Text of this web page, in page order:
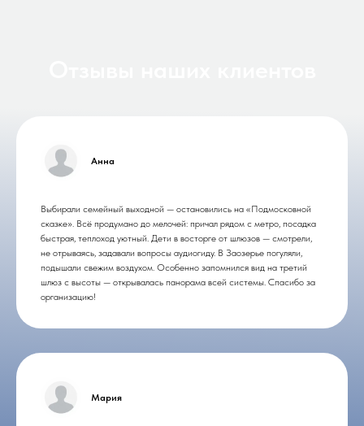
Анна
Выбирали семейный выходной — остановились на «Подмосковной
сказке». Всё продумано до мелочей: причал рядом с метро, посадка
быстрая, теплоход уютный. Дети в восторге от шлюзов — смотрели,
не отрываясь, задавали вопросы аудиогиду. В Заозерье погуляли,
подышали свежим воздухом. Особенно запомнился вид на третий
шлюз с высоты — открывалась панорама всей системы. Спасибо за
организацию!
Мария